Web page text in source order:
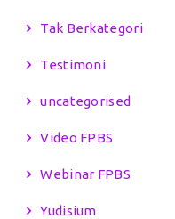
Tak Berkategori
Testimoni
uncategorised
Video FPBS
Webinar FPBS
Yudisium